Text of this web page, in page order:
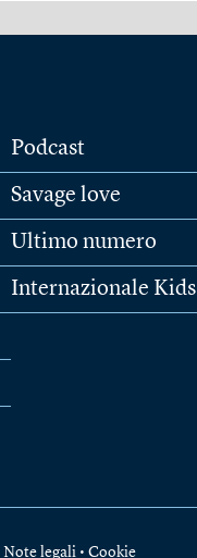
Podcast
Savage love
Ultimo numero
Internazionale Kids
Note legali • Cookie